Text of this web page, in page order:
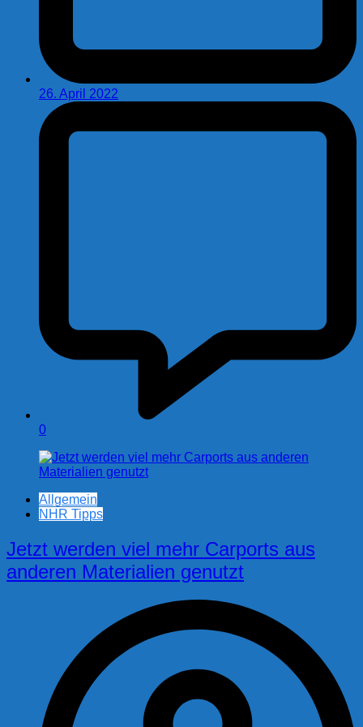
26. April 2022
0
Allgemein
NHR Tipps
Jetzt werden viel mehr Carports aus
anderen Materialien genutzt